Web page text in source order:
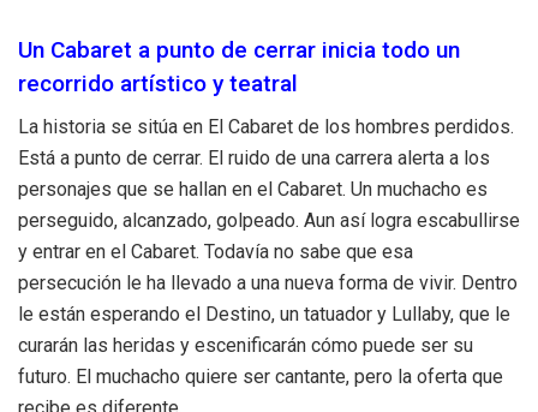
Un Cabaret a punto de cerrar inicia todo un
recorrido artístico y teatral
La historia se sitúa en El Cabaret de los hombres perdidos.
Está a punto de cerrar. El ruido de una carrera alerta a los
personajes que se hallan en el Cabaret. Un muchacho es
perseguido, alcanzado, golpeado. Aun así logra escabullirse
y entrar en el Cabaret. Todavía no sabe que esa
persecución le ha llevado a una nueva forma de vivir. Dentro
le están esperando el Destino, un tatuador y Lullaby, que le
curarán las heridas y escenificarán cómo puede ser su
futuro. El muchacho quiere ser cantante, pero la oferta que